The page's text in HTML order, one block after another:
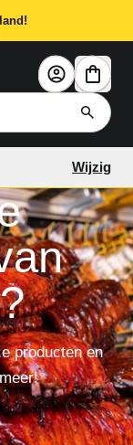
Wijzig
producten en